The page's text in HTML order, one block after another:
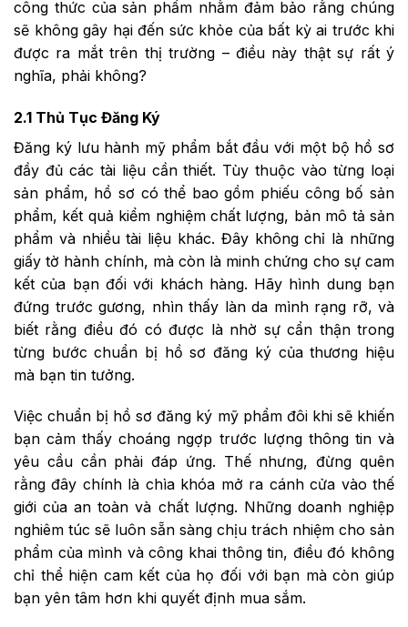
công thức của sản phẩm nhằm đảm bảo rằng chúng
sẽ không gây hại đến sức khỏe của bất kỳ ai trước khi
được ra mắt trên thị trường – điều này thật sự rất ý
nghĩa, phải không?
2.1 Thủ Tục Đăng Ký
Đăng ký lưu hành mỹ phẩm bắt đầu với một bộ hồ sơ
đầy đủ các tài liệu cần thiết. Tùy thuộc vào từng loại
sản phẩm, hồ sơ có thể bao gồm phiếu công bố sản
phẩm, kết quả kiểm nghiệm chất lượng, bản mô tả sản
phẩm và nhiều tài liệu khác. Đây không chỉ là những
giấy tờ hành chính, mà còn là minh chứng cho sự cam
kết của bạn đối với khách hàng. Hãy hình dung bạn
đứng trước gương, nhìn thấy làn da mình rạng rỡ, và
biết rằng điều đó có được là nhờ sự cẩn thận trong
từng bước chuẩn bị hồ sơ đăng ký của thương hiệu
mà bạn tin tưởng.
Việc chuẩn bị hồ sơ đăng ký mỹ phẩm đôi khi sẽ khiến
bạn cảm thấy choáng ngợp trước lượng thông tin và
yêu cầu cần phải đáp ứng. Thế nhưng, đừng quên
rằng đây chính là chìa khóa mở ra cánh cửa vào thế
giới của an toàn và chất lượng. Những doanh nghiệp
nghiêm túc sẽ luôn sẵn sàng chịu trách nhiệm cho sản
phẩm của mình và công khai thông tin, điều đó không
chỉ thể hiện cam kết của họ đối với bạn mà còn giúp
bạn yên tâm hơn khi quyết định mua sắm.